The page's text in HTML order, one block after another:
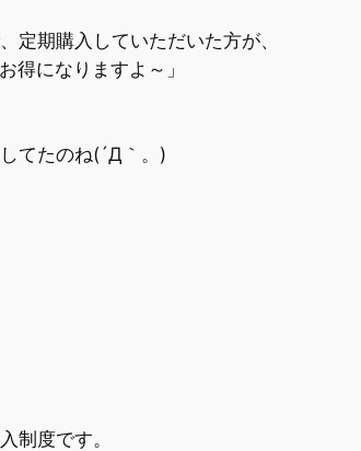
定期購入していただいた方が、
得になりますよ～」
てたのね(´Д｀。)
制度です。